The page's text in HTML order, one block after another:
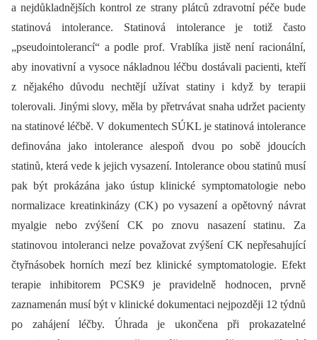
a nejdůkladnějších kontrol ze strany plátců zdravotní péče bude
statinová intolerance. Statinová intolerance je totiž často
„pseudointolerancí“ a podle prof. Vrablíka jistě není racionální,
aby inovativní a vysoce nákladnou léčbu dostávali pacienti, kteří
z nějakého důvodu nechtějí užívat statiny i když by terapii
tolerovali. Jinými slovy, měla by přetrvávat snaha udržet pacienty
na statinové léčbě. V dokumentech SÚKL je statinová intolerance
definována jako intolerance alespoň dvou po sobě jdoucích
statinů, která vede k jejich vysazení. Intolerance obou statinů musí
pak být prokázána jako ústup klinické symptomatologie nebo
normalizace kreatinkinázy (CK) po vysazení a opětovný návrat
myalgie nebo zvýšení CK po znovu nasazení statinu. Za
statinovou intoleranci nelze považovat zvýšení CK nepřesahující
čtyřnásobek horních mezí bez klinické symptomatologie. Efekt
terapie inhibitorem PCSK9 je pravidelně hodnocen, prvně
zaznamenán musí být v klinické dokumentaci nejpozději 12 týdnů
po zahájení léčby. Úhrada je ukončena při prokazatelné